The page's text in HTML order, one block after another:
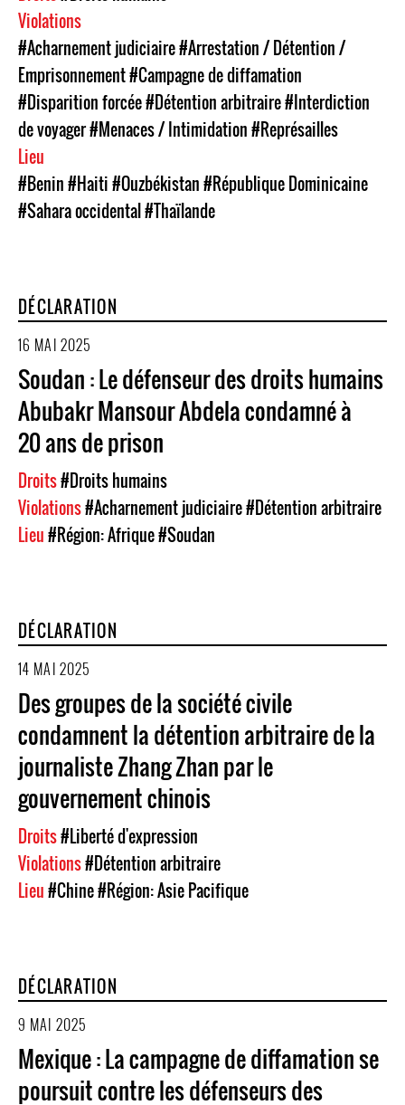
Violations
#Acharnement judiciaire#Arrestation / Détention /
Emprisonnement#Campagne de diffamation
#Disparition forcée#Détention arbitraire#Interdiction
de voyager#Menaces / Intimidation#Représailles
Lieu
#Benin#Haiti#Ouzbékistan#République Dominicaine
#Sahara occidental#Thaïlande
DÉCLARATION
16 MAI 2025
Soudan : Le défenseur des droits humains
Abubakr Mansour Abdela condamné à
20 ans de prison
Droits#Droits humains
Violations#Acharnement judiciaire#Détention arbitraire
Lieu#Région: Afrique#Soudan
DÉCLARATION
14 MAI 2025
Des groupes de la société civile
condamnent la détention arbitraire de la
journaliste Zhang Zhan par le
gouvernement chinois
Droits#Liberté d'expression
Violations#Détention arbitraire
Lieu#Chine#Région: Asie Pacifique
DÉCLARATION
9 MAI 2025
Mexique : La campagne de diffamation se
poursuit contre les défenseurs des